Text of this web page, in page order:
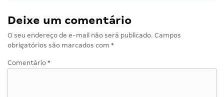
Deixe um comentário
O seu endereço de e-mail não será publicado. Campos
obrigatórios são marcados com *
Comentário *